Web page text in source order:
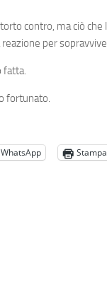
contro, ma ciò che
per
fatta.
fortunato.
WhatsApp Stampa